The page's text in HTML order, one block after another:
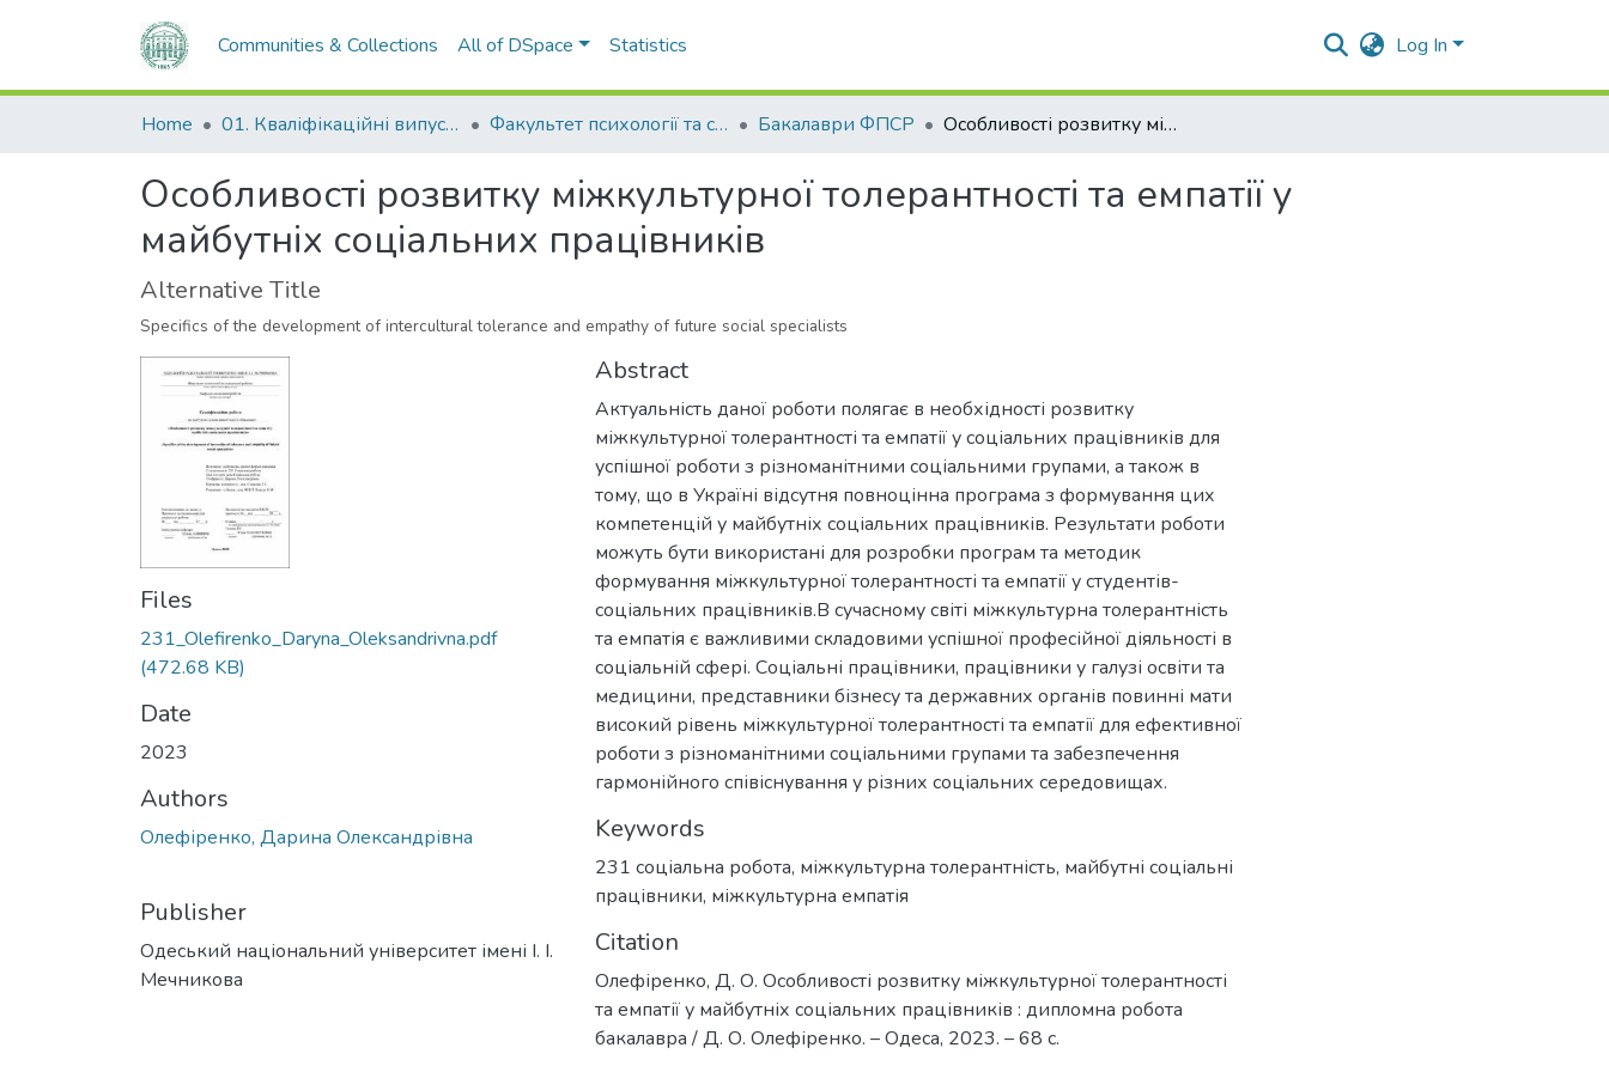
Communities & Collections All of DSpace Statistics Log In
Home 01. Кваліфікаційні випускні роботи здобувачів вищої освіти Факультет психології та соціальної роботи Бакалаври ФПСР Особливості розвитку міжкультурної толерантності та емпатії у майбутніх соціальних працівників
Особливості розвитку міжкультурної толерантності та емпатії у
майбутніх соціальних працівників
Alternative Title
Specifics of the development of intercultural tolerance and empathy of future social specialists
Files
231_Olefirenko_Daryna_Oleksandrivna.pdf
(472.68 KB)
Date
2023
Authors
Олефіренко, Дарина Олександрівна
Publisher
Одеський національний університет імені І. І.
Мечникова
Abstract
Актуальність даної роботи полягає в необхідності розвитку
міжкультурної толерантності та емпатії у соціальних працівників для
успішної роботи з різноманітними соціальними групами, а також в
тому, що в Україні відсутня повноцінна програма з формування цих
компетенцій у майбутніх соціальних працівників. Результати роботи
можуть бути використані для розробки програм та методик
формування міжкультурної толерантності та емпатії у студентів-
соціальних працівників.В сучасному світі міжкультурна толерантність
та емпатія є важливими складовими успішної професійної діяльності в
соціальній сфері. Соціальні працівники, працівники у галузі освіти та
медицини, представники бізнесу та державних органів повинні мати
високий рівень міжкультурної толерантності та емпатії для ефективної
роботи з різноманітними соціальними групами та забезпечення
гармонійного співіснування у різних соціальних середовищах.
Keywords
231 соціальна робота, міжкультурна толерантність, майбутні соціальні
працівники, міжкультурна емпатія
Citation
Олефіренко, Д. О. Особливості розвитку міжкультурної толерантності
та емпатії у майбутніх соціальних працівників : дипломна робота
бакалавра / Д. О. Олефіренко. – Одеса, 2023. – 68 с.